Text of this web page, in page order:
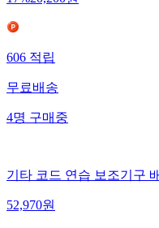
17%20,200원
606적립
무료배송
4명구매중
기타 코드 연습 보조기구
52,970원